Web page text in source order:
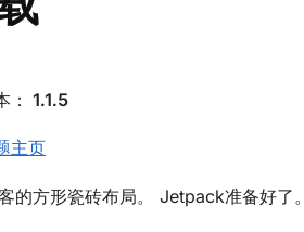
： 1.1.5
主页
的方形瓷砖布局。 Jetpack准备好了。